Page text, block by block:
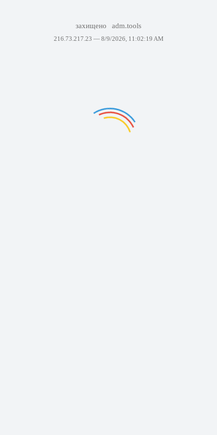
захищено adm.tools
216.73.217.23 — 8/9/2026, 11:02:19 AM